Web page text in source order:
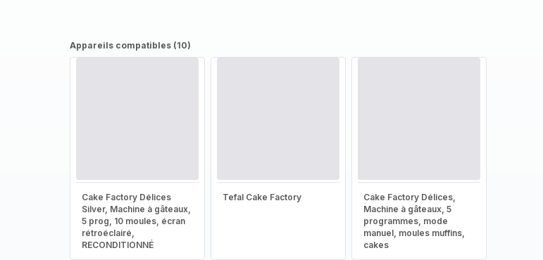
Appareils compatibles (10)
Cake Factory Délices
Silver, Machine à gâteaux,
5 prog, 10 moules, écran
rétroéclairé,
RECONDITIONNÉ
Tefal Cake Factory
Cake Factory Délices,
Machine à gâteaux, 5
programmes, mode
manuel, moules muffins,
cakes